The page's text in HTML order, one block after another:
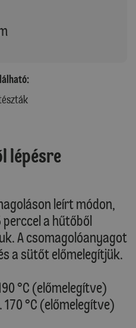
lépésre
leírt módon,
a hűtőből
A csomagolóanyagot
a sütőt előmelegítjük.
°C (előmelegítve)
°C (előmelegítve)